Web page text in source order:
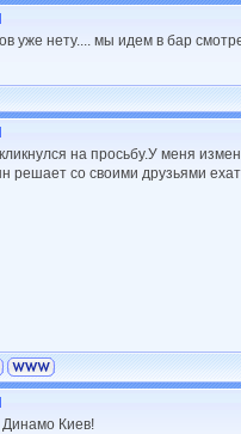
уже нету.... мы идем в бар
на просьбу.У меня
решает со своими друзьями
Динамо Киев!